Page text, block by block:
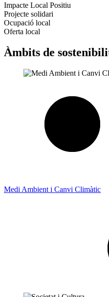
Impacte Local Positiu
Projecte solidari
Ocupació local
Oferta local
Àmbits de
Medi Ambient i Canvi Climàtic